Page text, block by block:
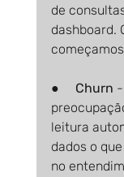
de
dashboard.
● Churn
leitura
dados o
no